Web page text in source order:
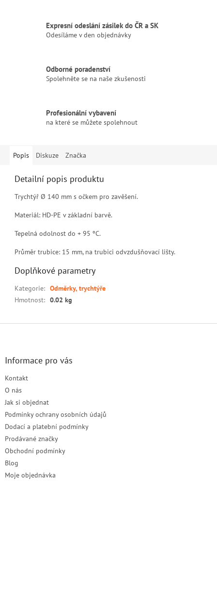
Expresní odeslání zásilek do ČR a SK
Odesíláme v den objednávky
Odborné poradenství
Spolehněte se na naše zkušenosti
Profesionální vybavení
na které se můžete spolehnout
Popis Diskuze Značka
Detailní popis produktu
Trychtýř Ø 140 mm s očkem pro zavěšení.
Materiál: HD-PE v základní barvě.
Tepelná odolnost do + 95 ºC.
Průměr trubice: 15 mm, na trubici odvzdušňovací lišty.
Doplňkové parametry
Kategorie: Odměrky, trychtýře
Hmotnost: 0.02 kg
Informace pro vás
Kontakt
O nás
Jak si objednat
Podmínky ochrany osobních údajů
Dodací a platební podmínky
Prodávané značky
Obchodní podmínky
Blog
Moje objednávka